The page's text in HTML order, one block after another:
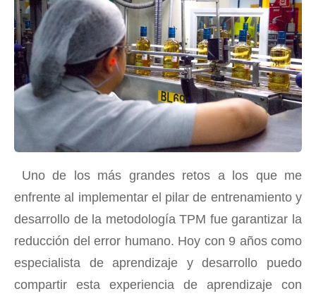
Uno de los más grandes retos a los que me
enfrente al implementar el pilar de entrenamiento y
desarrollo de la metodología TPM fue garantizar la
reducción del error humano. Hoy con 9 años como
especialista de aprendizaje y desarrollo puedo
compartir esta experiencia de aprendizaje con